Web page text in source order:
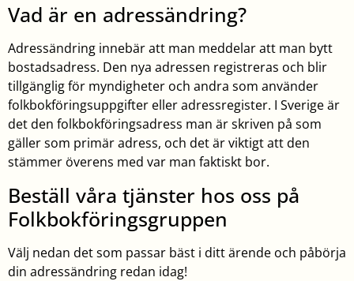
Vad är en adressändring?
Adressändring innebär att man meddelar att man bytt
bostadsadress. Den nya adressen registreras och blir
tillgänglig för myndigheter och andra som använder
folkbokföringsuppgifter eller adressregister. I Sverige är
det den folkbokföringsadress man är skriven på som
gäller som primär adress, och det är viktigt att den
stämmer överens med var man faktiskt bor.
Beställ våra tjänster hos oss på
Folkbokföringsgruppen
Välj nedan det som passar bäst i ditt ärende och påbörja
din adressändring redan idag!